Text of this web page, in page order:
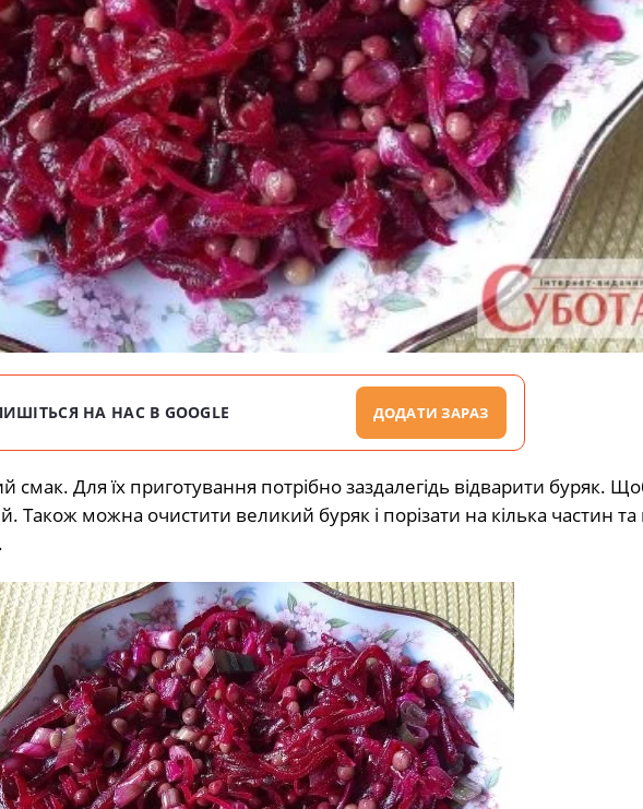
НА НАС В GOOGLE ДОДАТИ ЗАРАЗ
смак. Для їх приготування потрібно заздалегідь відварити буряк.
можна очистити великий буряк і порізати на кілька частин та